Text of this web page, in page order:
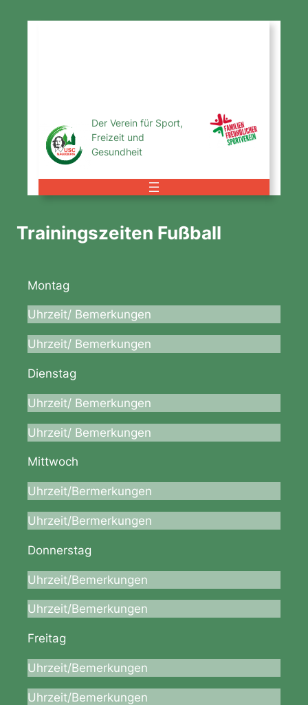
Der Verein für Sport,
Freizeit und
Gesundheit
Trainingszeiten Fußball
Montag
Uhrzeit/ Bemerkungen
Uhrzeit/ Bemerkungen
Dienstag
Uhrzeit/ Bemerkungen
Uhrzeit/ Bemerkungen
Mittwoch
Uhrzeit/Bermerkungen
Uhrzeit/Bermerkungen
Donnerstag
Uhrzeit/Bemerkungen
Uhrzeit/Bemerkungen
Freitag
Uhrzeit/Bemerkungen
Uhrzeit/Bemerkungen